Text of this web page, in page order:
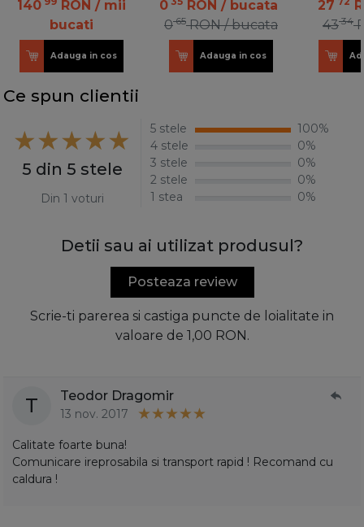
140 RON / mii
bucati
Adauga in cos
0 RON / bucata
065 RON / bucata
Adauga in cos
27
4334
Ce spun clientii
5 din 5 stele
Din 1 voturi
5 stele
100%
4 stele
0%
3 stele
0%
2 stele
0%
1 stea
0%
Detii sau ai utilizat produsul?
Posteaza review
Scrie-ti parerea si castiga puncte de loialitate in
valoare de 1,00 RON.
T Teodor Dragomir
13 nov. 2017
Calitate foarte buna!
Comunicare ireprosabila si transport rapid ! Recomand cu
caldura !